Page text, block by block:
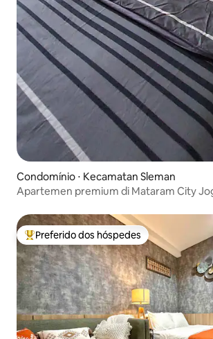
Condomínio ⋅ Kecamatan Sleman
Apartemen premium di Mataram City
Entre os melhores preferidos dos
Preferido dos hóspedes